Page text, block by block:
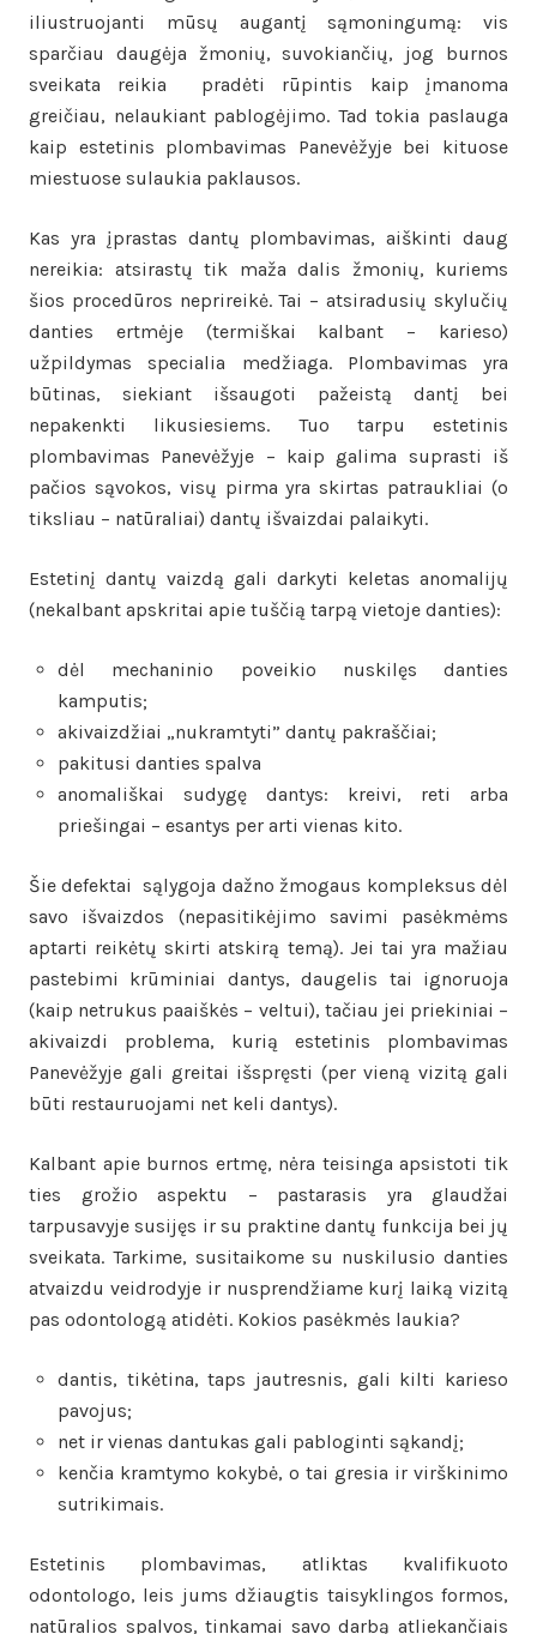
iliustruojanti mūsų augantį sąmoningumą: vis
sparčiau daugėja žmonių, suvokiančių, jog burnos
sveikata reikia pradėti rūpintis kaip įmanoma
greičiau, nelaukiant pablogėjimo. Tad tokia paslauga
kaip estetinis plombavimas Panevėžyje bei kituose
miestuose sulaukia paklausos.
Kas yra įprastas dantų plombavimas, aiškinti daug
nereikia: atsirastų tik maža dalis žmonių, kuriems
šios procedūros neprireikė. Tai – atsiradusių skylučių
danties ertmėje (termiškai kalbant – karieso)
užpildymas specialia medžiaga. Plombavimas yra
būtinas, siekiant išsaugoti pažeistą dantį bei
nepakenkti likusiesiems. Tuo tarpu estetinis
plombavimas Panevėžyje – kaip galima suprasti iš
pačios sąvokos, visų pirma yra skirtas patraukliai (o
tiksliau – natūraliai) dantų išvaizdai palaikyti.
Estetinį dantų vaizdą gali darkyti keletas anomalijų
(nekalbant apskritai apie tuščią tarpą vietoje danties):
dėl mechaninio poveikio nuskilęs danties
kamputis;
akivaizdžiai „nukramtyti” dantų pakraščiai;
pakitusi danties spalva
anomališkai sudygę dantys: kreivi, reti arba
priešingai – esantys per arti vienas kito.
Šie defektai sąlygoja dažno žmogaus kompleksus dėl
savo išvaizdos (nepasitikėjimo savimi pasėkmėms
aptarti reikėtų skirti atskirą temą). Jei tai yra mažiau
pastebimi krūminiai dantys, daugelis tai ignoruoja
(kaip netrukus paaiškės – veltui), tačiau jei priekiniai –
akivaizdi problema, kurią estetinis plombavimas
Panevėžyje gali greitai išspręsti (per vieną vizitą gali
būti restauruojami net keli dantys).
Kalbant apie burnos ertmę, nėra teisinga apsistoti tik
ties grožio aspektu – pastarasis yra glaudžai
tarpusavyje susijęs ir su praktine dantų funkcija bei jų
sveikata. Tarkime, susitaikome su nuskilusio danties
atvaizdu veidrodyje ir nusprendžiame kurį laiką vizitą
pas odontologą atidėti. Kokios pasėkmės laukia?
dantis, tikėtina, taps jautresnis, gali kilti karieso
pavojus;
net ir vienas dantukas gali pabloginti sąkandį;
kenčia kramtymo kokybė, o tai gresia ir virškinimo
sutrikimais.
Estetinis plombavimas, atliktas kvalifikuoto
odontologo, leis jums džiaugtis taisyklingos formos,
natūralios spalvos, tinkamai savo darbą atliekančiais